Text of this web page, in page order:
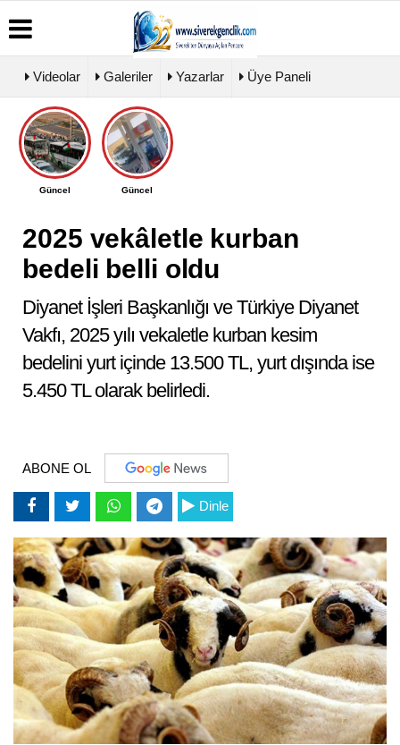
Üye
Paneli
Haber
Arşivi
Haberleri
Biyografiler
Galeri
Videolar Galeriler Yazarlar Üye Paneli
Güncel Güncel
2025 vekâletle kurban
bedeli belli oldu
Diyanet İşleri Başkanlığı ve Türkiye Diyanet
Vakfı, 2025 yılı vekaletle kurban kesim
bedelini yurt içinde 13.500 TL, yurt dışında ise
5.450 TL olarak belirledi.
ABONE OL
Dinle